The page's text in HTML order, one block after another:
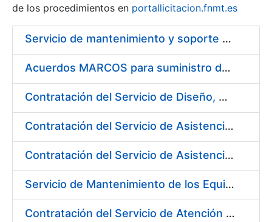
de los procedimientos en portallicitacion.fnmt.es
Servicio de mantenimiento y soporte Sistema SIEM
Acuerdos MARCOS para suministro de material de ferretería
Contratación del Servicio de Diseño, Construcción, Montaje y Desmontaje de Stands para diferentes Ferias y Jornadas Nacionales e Internacionales
Contratación del Servicio de Asistencia Técnica en Obras Menores para Fábrica de Papel
Contratación del Servicio de Asistencia Técnica Mecánica para Fábrica de Papel de Burgos
Servicio de Mantenimiento de los Equipos de Transporte de Cargas y Elevación para Fábrica de Papel
Contratación del Servicio de Atención al Público en la Tienda del Museo Casa de la Moneda, de la Fábrica Nacional de Moneda y Timbre-Real Casa de la Moneda